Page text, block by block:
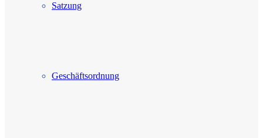
Satzung
Geschäftsordnung